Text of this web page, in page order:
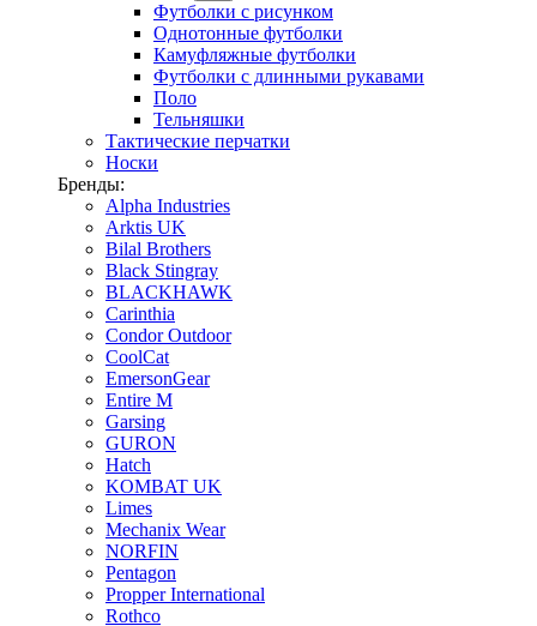
Футболки с рисунком
Однотонные футболки
Камуфляжные футболки
Футболки с длинными рукавами
Поло
Тельняшки
Тактические перчатки
Носки
Бренды:
Alpha Industries
Arktis UK
Bilal Brothers
Black Stingray
BLACKHAWK
Carinthia
Condor Outdoor
CoolCat
EmersonGear
Entire M
Garsing
GURON
Hatch
KOMBAT UK
Limes
Mechanix Wear
NORFIN
Pentagon
Propper International
Rothco